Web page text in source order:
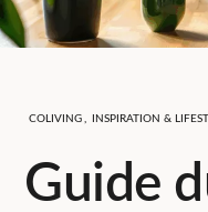
COLIVING INSPIRATION &
Guide